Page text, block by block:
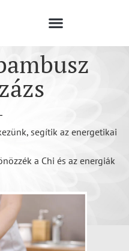
segítik az energetikai
a Chi és az energiák